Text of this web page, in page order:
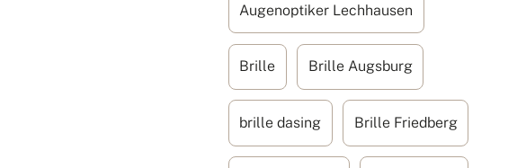
Augenoptiker Lechhausen
Brille Brille Augsburg
brille dasing Brille Friedberg